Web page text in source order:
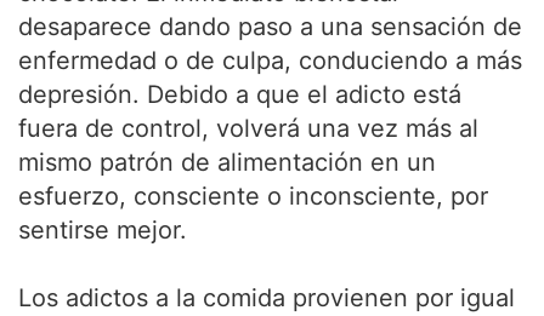
desaparece dando paso a una sensación de
enfermedad o de culpa, conduciendo a más
depresión. Debido a que el adicto está
fuera de control, volverá una vez más al
mismo patrón de alimentación en un
esfuerzo, consciente o inconsciente, por
sentirse mejor.
Los adictos a la comida provienen por igual